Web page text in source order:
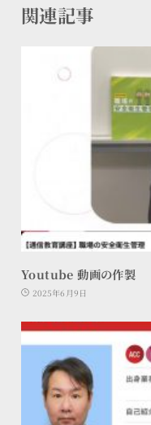
関連記事
Youtube 動画の作製
2025年6月9日